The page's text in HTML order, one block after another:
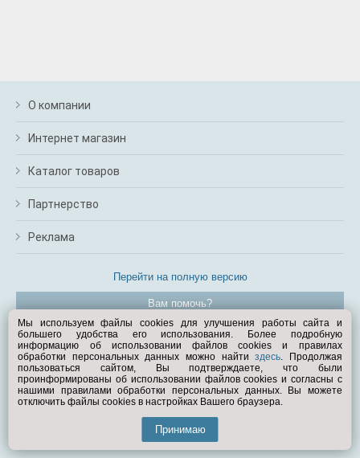
О компании
Интернет магазин
Каталог товаров
Партнерство
Реклама
Перейти на полную версию
Вам помочь?
© Exist.ru 1998—2026
Мы используем файлы cookies для улучшения работы сайта и
большего удобства его использования. Более подробную
информацию об использовании файлов cookies и правилах
обработки персональных данных можно найтиздесь. Продолжая
пользоваться сайтом, Вы подтверждаете, что были
проинформированы об использовании файлов cookies и согласны с
нашими правилами обработки персональных данных. Вы можете
отключить файлы cookies в настройках Вашего браузера.
Принимаю